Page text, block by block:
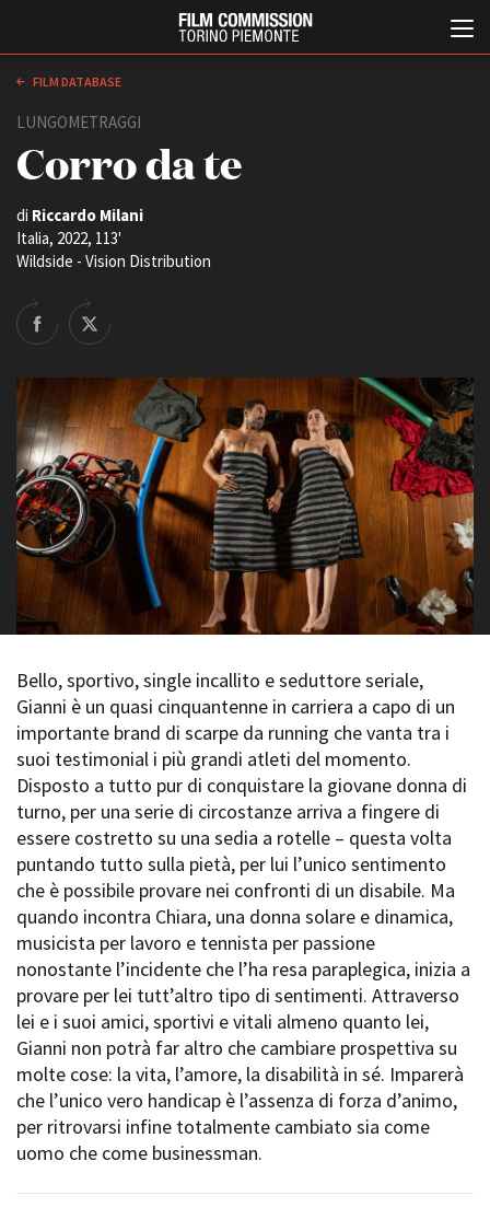
Chi siamo
Storia della Fondazione
Contatti
La sede
Partner
Rete regionale
Bilancio sociale
Amministrazione
trasparente
Bandi e gare
Sostenibilità ambientale
SERVIZI
Servizi generali
Location scouting
Spazi nella sede FCTP
Sala Casting
Sala Paolo Tenna
FILM FUNDS
Piemonte Film Tv Fund
Piemonte Film Tv
Development Fund
Piemonte Doc Film Fund
Short Film Fund
PRODUCTION GUIDE
Società di produzione
Strutture di servizio
Professionisti
Attrici-Attori
Anteprime in Piemonte
TFI Torino Film Industry -
Production Days
Avenue Cove - Erasmus +
Guarda che storia!
La Grazia - Immagini e
location della Torino di Paolo
Sorrentino
Open Day
Ciak in TOur!
AWARDS
International Film Festival
Rotterdam
Berlinale Internationalen
Filmfestspiele Berlin
Festival de Cannes
Biografilm Festival - Bio to B
Industry Days
Locarno Film Festival
Mostra Internazionale d’Arte
Cinematografica Venezia
Toronto International Film
Festival
Festa del Cinema di Roma
Torino Film Festival
David di Donatello
Nastri d’Argento
Premio Solinas
STRUMENTI
FILM DATABASE
LUNGOMETRAGGI
Corro da te
di Riccardo Milani
Italia, 2022, 113'
Wildside - Vision Distribution
Bello, sportivo, single incallito e seduttore seriale,
Gianni è un quasi cinquantenne in carriera a capo di un
importante brand di scarpe da running che vanta tra i
suoi testimonial i più grandi atleti del momento.
Disposto a tutto pur di conquistare la giovane donna di
turno, per una serie di circostanze arriva a fingere di
essere costretto su una sedia a rotelle – questa volta
puntando tutto sulla pietà, per lui l’unico sentimento
che è possibile provare nei confronti di un disabile. Ma
quando incontra Chiara, una donna solare e dinamica,
musicista per lavoro e tennista per passione
nonostante l’incidente che l’ha resa paraplegica, inizia a
provare per lei tutt’altro tipo di sentimenti. Attraverso
lei e i suoi amici, sportivi e vitali almeno quanto lei,
Gianni non potrà far altro che cambiare prospettiva su
molte cose: la vita, l’amore, la disabilità in sé. Imparerà
che l’unico vero handicap è l’assenza di forza d’animo,
per ritrovarsi infine totalmente cambiato sia come
uomo che come businessman.